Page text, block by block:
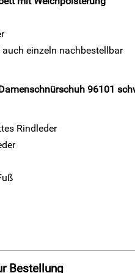
einzeln nachbestellbar
96101
Rindleder
Bestellung